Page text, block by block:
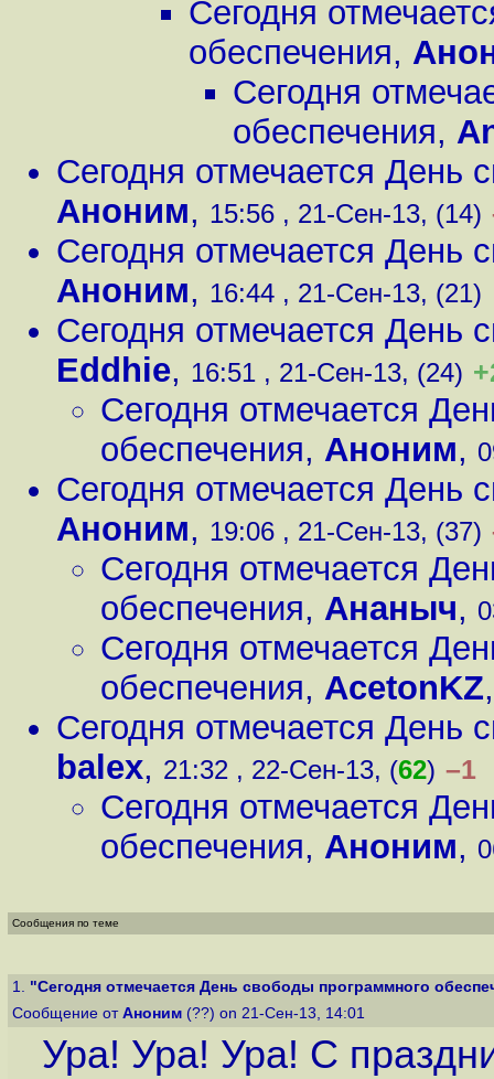
Сегодня
обеспечения,
Сегодня
обеспечения,
Сегодня отмечается День
Аноним, 15:56 , 21-Сен-13, (14)
Сегодня отмечается День
Аноним, 16:44 , 21-Сен-13, (21)
Сегодня отмечается День
Eddhie, 16:51 , 21-Сен-13, (24)
Сегодня отмечается
обеспечения, Аноним,
Сегодня отмечается День
Аноним, 19:06 , 21-Сен-13, (37)
Сегодня отмечается
обеспечения, Ананыч,
Сегодня отмечается
обеспечения, AcetonKZ
Сегодня отмечается День
balex, 21:32 , 22-Сен-13, (62) –1
Сегодня отмечается
обеспечения, Аноним,
Сообщения по теме
1. "Сегодня отмечается День свободы программного
Сообщение от Аноним (??) on 21-Сен-13, 14:01
Ура! Ура! Ура! С